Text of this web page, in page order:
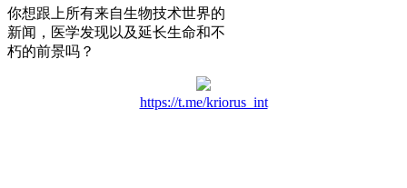
你想跟上所有来自生物技术世界的
新闻，医学发现以及延长生命和不
朽的前景吗？
https://t.me/kriorus_int